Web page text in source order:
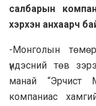
салбарын
хэрхэн анхаарч
-Монголын
үндэсний төв
манай “Эрчист
компаниас